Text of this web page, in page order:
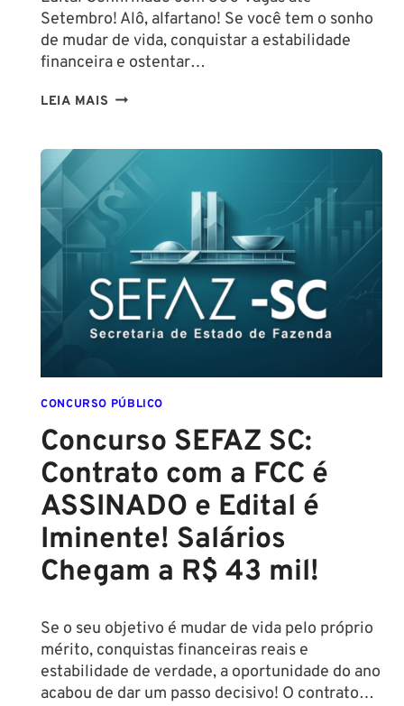
Setembro! Alô, alfartano! Se você tem o sonho
de mudar de vida, conquistar a estabilidade
financeira e ostentar…
LEIA MAIS CONCURSO
SALVADOR
(GCM
SALVADOR):
CONFIRMADO
PARA
SETEMBRO!
CONCURSO PÚBLICO
Concurso SEFAZ SC:
Contrato com a FCC é
ASSINADO e Edital é
Iminente! Salários
Chegam a R$ 43 mil!
Se o seu objetivo é mudar de vida pelo próprio
mérito, conquistas financeiras reais e
estabilidade de verdade, a oportunidade do ano
acabou de dar um passo decisivo! O contrato…